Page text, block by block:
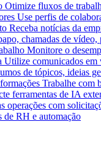
Otimize fluxos de
Use perfis de
Receba notícias da
chamadas de
Monitore o
Utilize comunicados em
de tópicos, ideias
Trabalhe com
ferramentas de IA
operações com
de RH e automação